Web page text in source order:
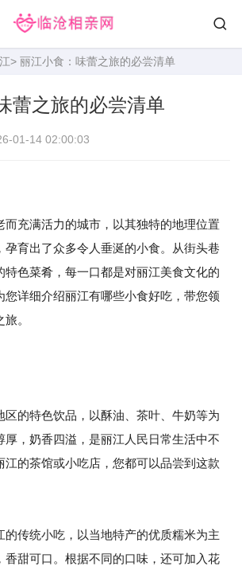
> 丽江小食：味蕾之旅的必尝清单
蕾之旅的必尝清单
01-14 02:00:03
而充满活力的城市，以其独特的地理位置
孕育出了众多令人垂涎的小食。从街头巷
特色菜肴，每一口都是对丽江美食文化的
您详细介绍丽江有哪些小食好吃，带您领
。
的特色饮品，以酥油、茶叶、牛奶等为
厚，奶香四溢，是丽江人民日常生活中不
江的茶馆或小吃店，您都可以品尝到这款
传统小吃，以当地特产的优质糯米为主
香甜可口。根据不同的口味，还可加入花